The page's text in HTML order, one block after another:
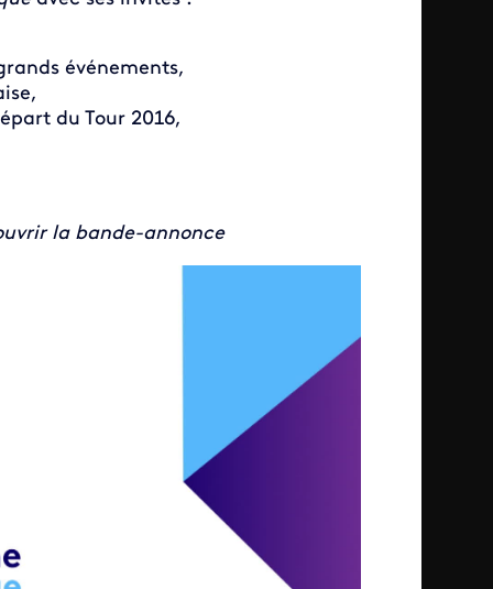
événements,
du Tour 2016,
la bande-annonce